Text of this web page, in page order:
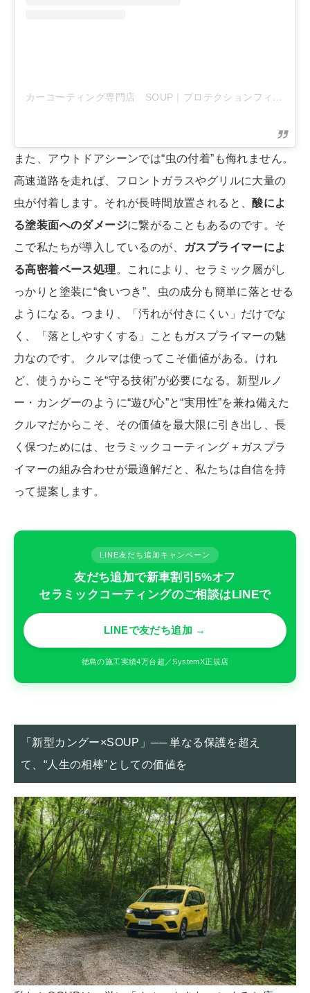
カーコーティング専門店 SOUP｜プロテクションフィルム専門店
また、アウトドアシーンでは“虫の付着”も侮れません。
高速道路を走れば、フロントガラスやグリルに大量の
虫が付着します。それが長時間放置されると、酸によ
る塗装面へのダメージに繋がることもあるのです。そ
こで私たちが導入しているのが、
ガスプライマーによ
る高密着ベース処理 。これにより、セラミック層がし
っかりと塗装に“食いつき”、虫の成分も簡単に落とせる
ようになる。つまり、「汚れが付きにくい」だけでな
く、「落としやすくする」こともガスプライマーの魅
力なのです。 クルマは使ってこそ価値がある。けれ
ど、使うからこそ“守る技術”が必要になる。新型ルノ
ー・カングーのように“遊び心”と“実用性”を兼ね備えた
クルマだからこそ、その価値を最大限に引き出し、長
く保つためには、セラミックコーティング＋ガスプラ
イマーの組み合わせが最適解だと、私たちは自信を持
って提案します。
LINE友だち追加キャンペーン
友だち追加で新車割引5%オフ
セラミックコーティングのご相談はLINEで
LINEで友だち追加 →
徳島の施工実績4万台超／SystemX正規店
「新型カングー×SOUP」── 単なる保護を超え
て、“人生の相棒”としての価値を